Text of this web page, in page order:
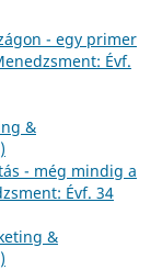
- egy primer
Évf.
&
- még mindig a
Évf. 34
&